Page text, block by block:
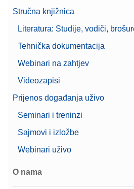
Stručna knjižnica
Literatura: Studije, vodiči,
Tehnička dokumentacija
Webinari na zahtjev
Videozapisi
Prijenos događanja uživo
Seminari i treninzi
Sajmovi i izložbe
Webinari uživo
O nama